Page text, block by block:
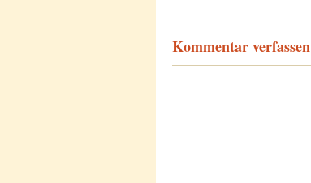
Kommentar verfassen